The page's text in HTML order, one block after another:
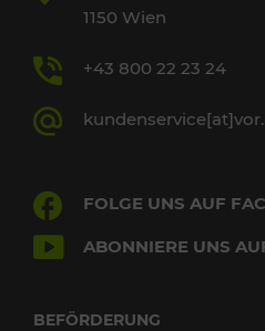
1150 Wien
+43 800 22 23 24
FOLGE UNS AUF
ABONNIERE UNS
BEFÖRDERUNG